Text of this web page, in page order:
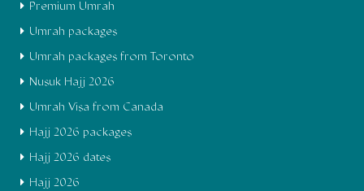
Premium Umrah
Umrah packages
Umrah packages from Toronto
Nusuk Hajj 2026
Umrah Visa from Canada
Hajj 2026 packages
Hajj 2026 dates
Hajj 2026